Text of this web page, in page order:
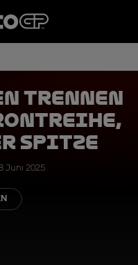
trennen
Spitze
Juni 2025